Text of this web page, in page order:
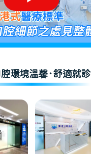
環境溫馨·舒適就診